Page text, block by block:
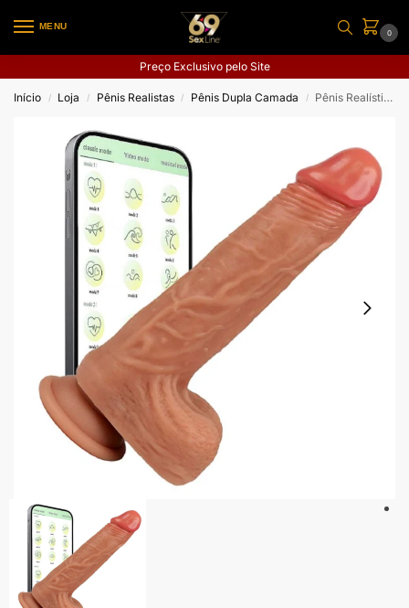
MENU
0
Preço Exclusivo pelo Site
Início / Loja / Pênis Realistas / Pênis Dupla Camada / Pênis Realístico com Vai e Vem / Rotação com Aquecimento – APP – 22.0 X 4.0